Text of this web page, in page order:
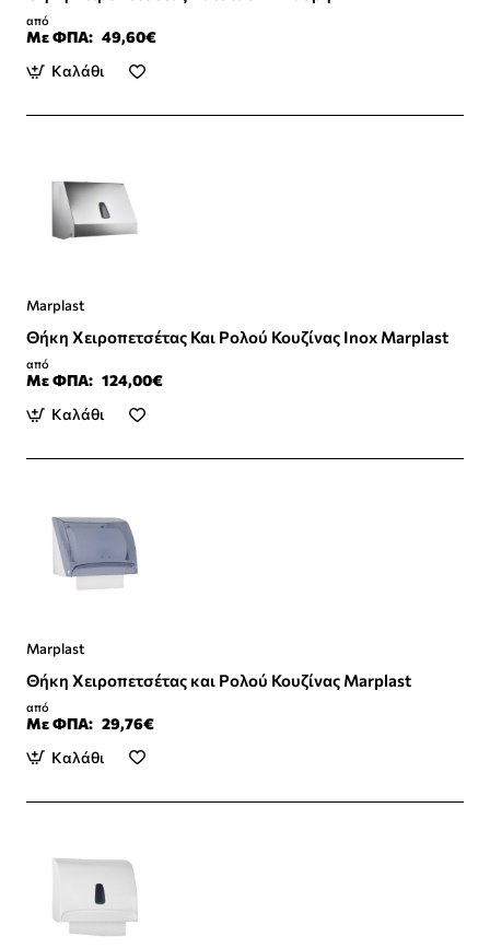
από
Με ΦΠΑ: 49,60€
Καλάθι
Marplast
Θήκη Χειροπετσέτας Και Ρολού Κουζίνας Inox Marplast
από
Με ΦΠΑ: 124,00€
Καλάθι
Marplast
Θήκη Χειροπετσέτας και Ρολού Κουζίνας Marplast
από
Με ΦΠΑ: 29,76€
Καλάθι